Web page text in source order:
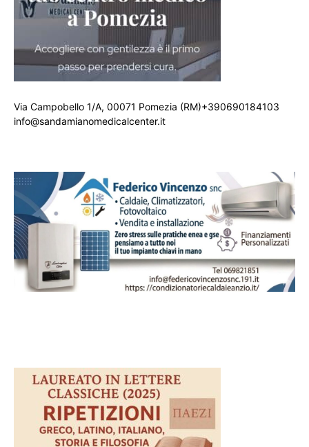
Via Campobello 1/A, 00071 Pomezia (RM)+390690184103
info@sandamianomedicalcenter.it